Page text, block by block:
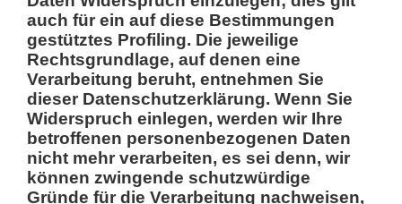
auch für ein auf diese Bestimmungen
gestütztes Profiling. Die jeweilige
Rechtsgrundlage, auf denen eine
Verarbeitung beruht, entnehmen Sie
dieser Datenschutzerklärung. Wenn Sie
Widerspruch einlegen, werden wir Ihre
betroffenen personenbezogenen Daten
nicht mehr verarbeiten, es sei denn, wir
können zwingende schutzwürdige
Gründe für die Verarbeitung nachweisen,